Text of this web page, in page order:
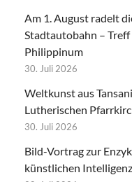
Am 1. August radelt
Stadtautobahn –
Philippinum
30. Juli 2026
Weltkunst aus
Lutherischen
30. Juli 2026
Bild-Vortrag zur
künstlichen Intelligenz